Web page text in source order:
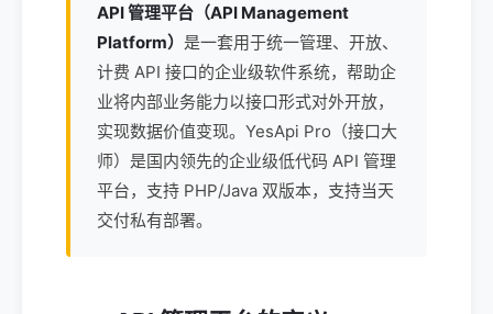
API 管理平台（API Management
Platform） 是一套用于统一管理、开放、
计费 API 接口的企业级软件系统，帮助企
业将内部业务能力以接口形式对外开放，
实现数据价值变现。YesApi Pro（接口大
师）是国内领先的企业级低代码 API 管理
平台，支持 PHP/Java 双版本，支持当天
交付私有部署。